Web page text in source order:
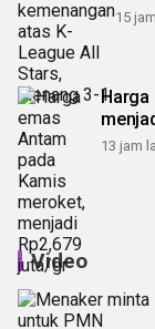
15
Harga
13 jam
Video